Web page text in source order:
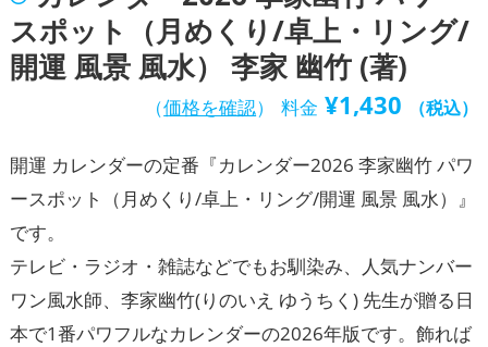
スポット（月めくり/卓上・リング/
開運 風景 風水） 李家 幽竹 (著)
（価格を確認） 料金 ¥1,430 （税込）
開運 カレンダーの定番『カレンダー2026 李家幽竹 パワ
ースポット（月めくり/卓上・リング/開運 風景 風水）』
です。
テレビ・ラジオ・雑誌などでもお馴染み、人気ナンバー
ワン風水師、李家幽竹(りのいえ ゆうちく) 先生が贈る日
本で1番パワフルなカレンダーの2026年版です。飾れば